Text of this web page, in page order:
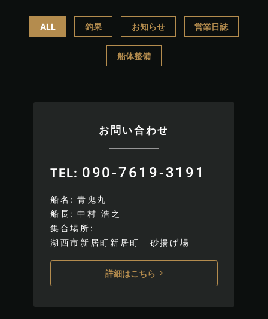
ALL 釣果 お知らせ 営業日誌
船体整備
お問い合わせ
TEL 090-7619-3191
船名
青鬼丸
船長
中村 浩之
集合場所
湖西市新居町新居町 砂揚げ場
詳細はこちら